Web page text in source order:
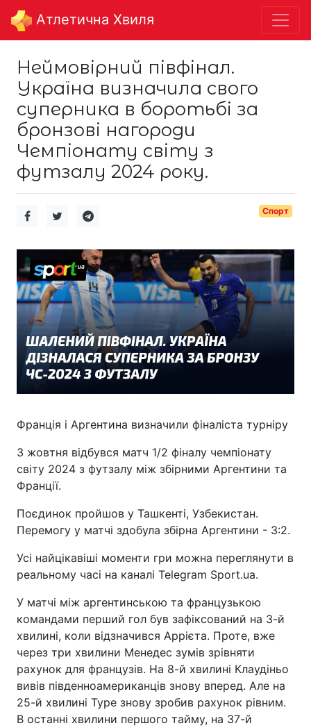
Aтлетична Хвиля
Неймовірний півфінал.
Україна визначила свого
суперника в боротьбі за
бронзові нагороди
Чемпіонату світу з
футзалу 2024 року.
Спорт
Франція і Аргентина визначили фіналіста турніру
3 жовтня відбувся матч 1/2 фіналу чемпіонату
світу 2024 з футзалу між збірними Аргентини та
Франції.
Поєдинок пройшов у Ташкенті, Узбекистан.
Перемогу у матчі здобула збірна Аргентини - 3:2.
Усі найцікавіші моменти гри можна переглянути в
реальному часі на каналі Telegram Sport.ua.
У матчі між аргентинською та французькою
командами перший гол був зафіксований на 3-й
хвилині, коли відзначився Аррієта. Проте, вже
через три хвилини Менедес зумів зрівняти
рахунок для французів. На 8-й хвилині Клаудіньо
вивів південноамериканців знову вперед. Але на
25-й хвилині Туре знову зробив рахунок рівним.
В останні хвилини першого тайму, на 37-й